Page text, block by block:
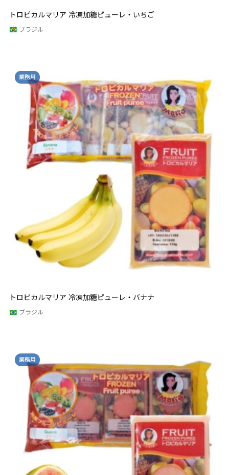
トロピカルマリア 冷凍加糖ピューレ・いちご
ブラジル
業務用
トロピカルマリア 冷凍加糖ピューレ・バナナ
ブラジル
業務用